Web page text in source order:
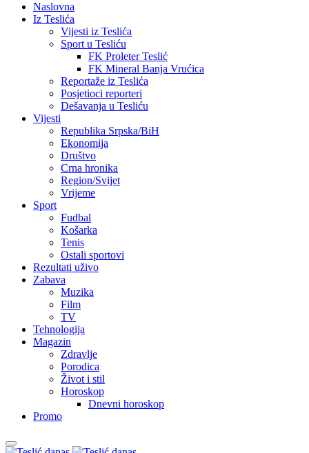
Naslovna
Iz Teslića
Vijesti iz Teslića
Sport u Tesliću
FK Proleter Teslić
FK Mineral Banja Vrućica
Reportaže iz Teslića
Posjetioci reporteri
Dešavanja u Tesliću
Vijesti
Republika Srpska/BiH
Ekonomija
Društvo
Crna hronika
Region/Svijet
Vrijeme
Sport
Fudbal
Košarka
Tenis
Ostali sportovi
Rezultati uživo
Zabava
Muzika
Film
TV
Tehnologija
Magazin
Zdravlje
Porodica
Život i stil
Horoskop
Dnevni horoskop
Promo